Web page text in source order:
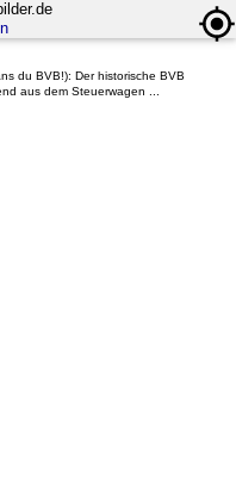
du BVB!): Der historische BVB
aus dem Steuerwagen ...